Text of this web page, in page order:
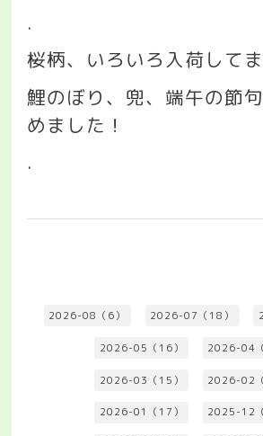
.
桜柄、いろいろ入荷して
鯉のぼり、兜、端午の節
めました！
.
2026-08（6） 2026-07（18）
2026-05（16） 2026-04
2026-03（15） 2026-02
2026-01（17） 2025-12